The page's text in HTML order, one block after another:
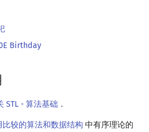
Birthday
STL - 算法基础 ．
比较的算法和数据结构 中有序理论的